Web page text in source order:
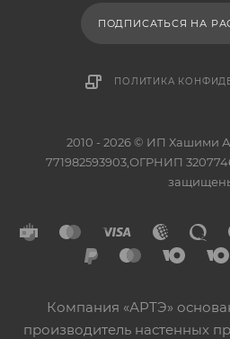
ПОДПИСАТЬСЯ НА
ПОЛИТИКА
2010 - 2026 © ИП Хашими
771982593903,ОГРНИП
Компания «АРТЭ»
производитель настенных